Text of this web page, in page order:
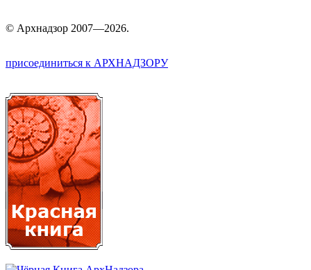
© Архнадзор 2007—2026.
присоединиться к АРХНАДЗОРУ